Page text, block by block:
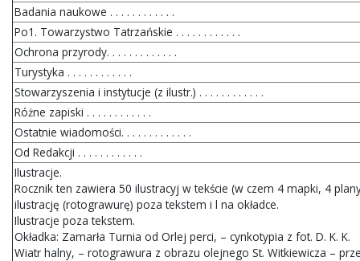
Badania naukowe . . . . . . . . . . . .
Po1. Towarzystwo Tatrzańskie . . . . . . . . . . . .
Ochrona przyrody. . . . . . . . . . . . .
Turystyka . . . . . . . . . . . .
Stowarzyszenia i instytucje (z ilustr.) . . . . . . . . . . . .
Różne zapiski . . . . . . . . . . . .
Ostatnie wiadomości. . . . . . . . . . . . .
Od Redakcji . . . . . . . . . . . .
Ilustracje.
Rocznik ten zawiera 50 ilustracyj w tekście (w czem 4 mapki, 4
ilustrację (rotograwurę) poza tekstem i l na okładce.
Ilustracje poza tekstem.
Okładka: Zamarła Turnia od Orlej perci, – cynkotypia z fot. D. K. K.
Wiatr halny, – rotograwura z obrazu olejnego St. Witkiewicza –